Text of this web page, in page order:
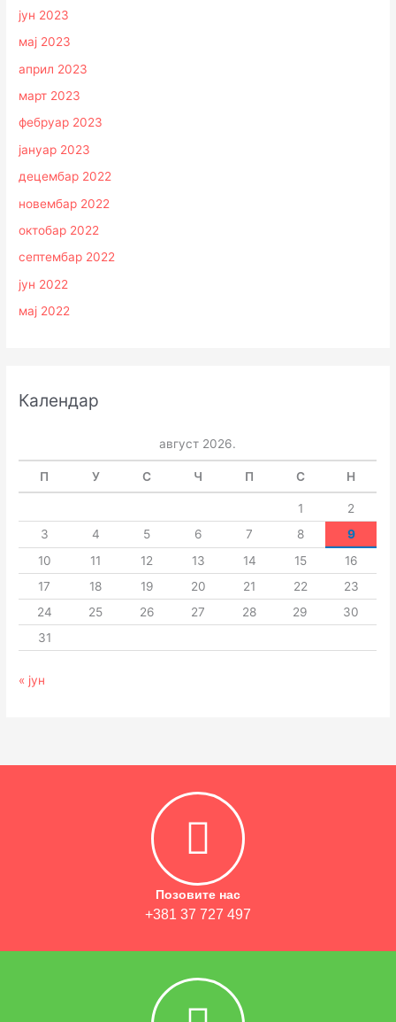
јун 2023
мај 2023
април 2023
март 2023
фебруар 2023
јануар 2023
децембар 2022
новембар 2022
октобар 2022
септембар 2022
јун 2022
мај 2022
Календар
август 2026.
П У С Ч П С Н
1
2
3
4 5 6 7 8
9
10
11 12 13 14 15
16
17
18 19 20 21 22
23
24
25 26 27 28 29
30
31
« јун
Позовите нас
+381 37 727 497